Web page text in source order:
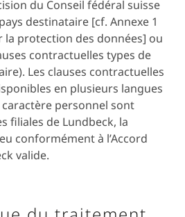
du Conseil fédéral suisse
destinataire [cf. Annexe 1
la protection des données] ou
contractuelles types de
Les clauses contractuelles
en plusieurs langues
caractère personnel sont
filiales de Lundbeck, la
conformément à l’Accord
valide.